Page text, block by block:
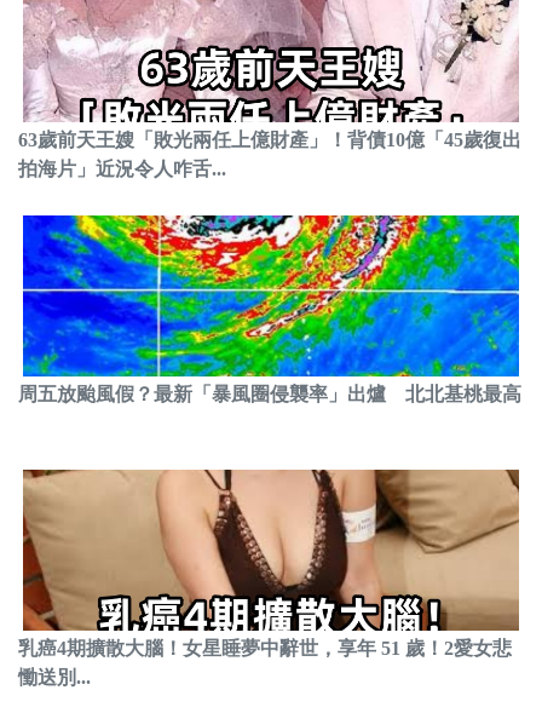
63歲前天王嫂「敗光兩任上億財產」！背債10億「45歲復出
拍海片」近況令人咋舌...
周五放颱風假？最新「暴風圈侵襲率」出爐 北北基桃最高
乳癌4期擴散大腦！女星睡夢中辭世，享年 51 歲！2愛女悲
慟送別...